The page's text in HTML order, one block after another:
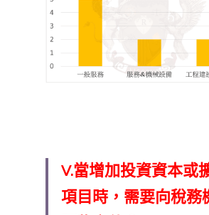
V.當增加投資資本或
項目時，需要向稅務